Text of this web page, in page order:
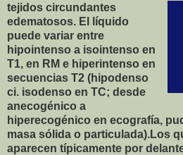
tejidos circundantes
edematosos. El líquido
puede variar entre
hipointenso a isointenso en
T1, en RM e hiperintenso en
secuencias T2 (hipodenso
ci. isodenso en TC; desde
anecogénico a
hiperecogénico en ecografía,
masa sólida o particulada).Los
aparecen típicamente por